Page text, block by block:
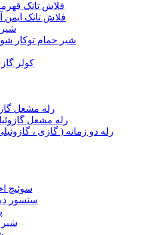
فلاش تانک
فلاش تانک ایمن
شیر
شیر حمام توکار
کولر
رله مشعل
رله مشعل
رله دو زمانه ( گازی ،
سوئیچ
سنسور